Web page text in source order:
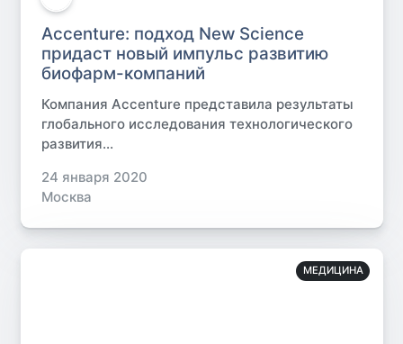
Accenture: подход New Science
придаст новый импульс развитию
биофарм-компаний
Компания Accenture представила результаты
глобального исследования технологического
развития...
24 января 2020
Москва
МЕДИЦИНА